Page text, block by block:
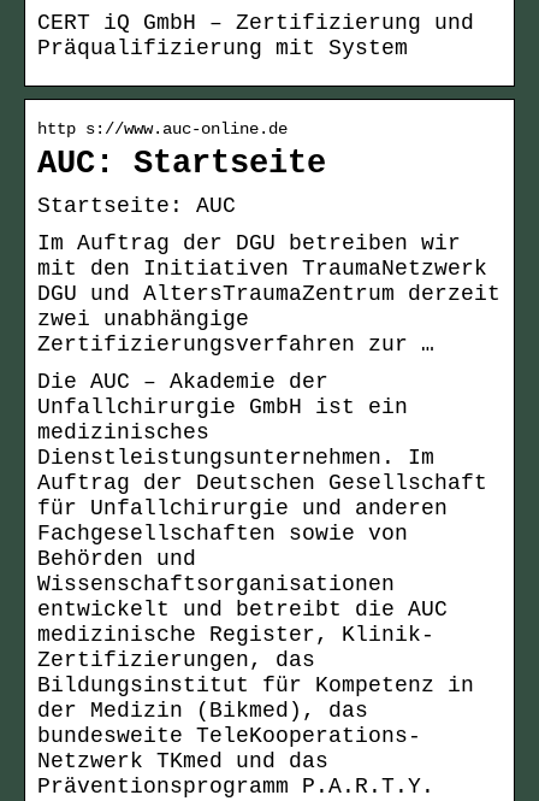
CERT iQ GmbH – Zertifizierung und
Präqualifizierung mit System
http s://www.auc-online.de
AUC: Startseite
Startseite: AUC
Im Auftrag der DGU betreiben wir
mit den Initiativen TraumaNetzwerk
DGU und AltersTraumaZentrum derzeit
zwei unabhängige
Zertifizierungsverfahren zur …
Die AUC – Akademie der
Unfallchirurgie GmbH ist ein
medizinisches
Dienstleistungsunternehmen. Im
Auftrag der Deutschen Gesellschaft
für Unfallchirurgie und anderen
Fachgesellschaften sowie von
Behörden und
Wissenschaftsorganisationen
entwickelt und betreibt die AUC
medizinische Register, Klinik-
Zertifizierungen, das
Bildungsinstitut für Kompetenz in
der Medizin (Bikmed), das
bundesweite TeleKooperations-
Netzwerk TKmed und das
Präventionsprogramm P.A.R.T.Y.